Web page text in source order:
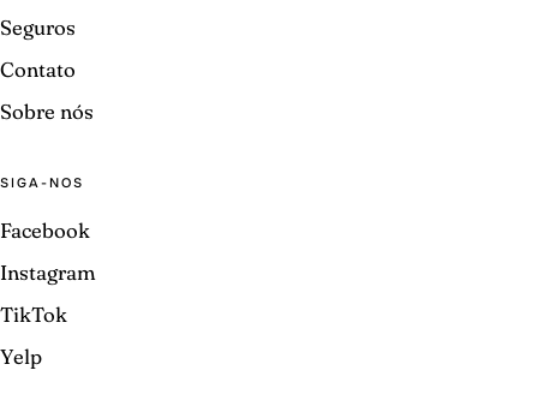
Seguros
Contato
Sobre nós
SIGA-NOS
Facebook
Instagram
TikTok
Yelp